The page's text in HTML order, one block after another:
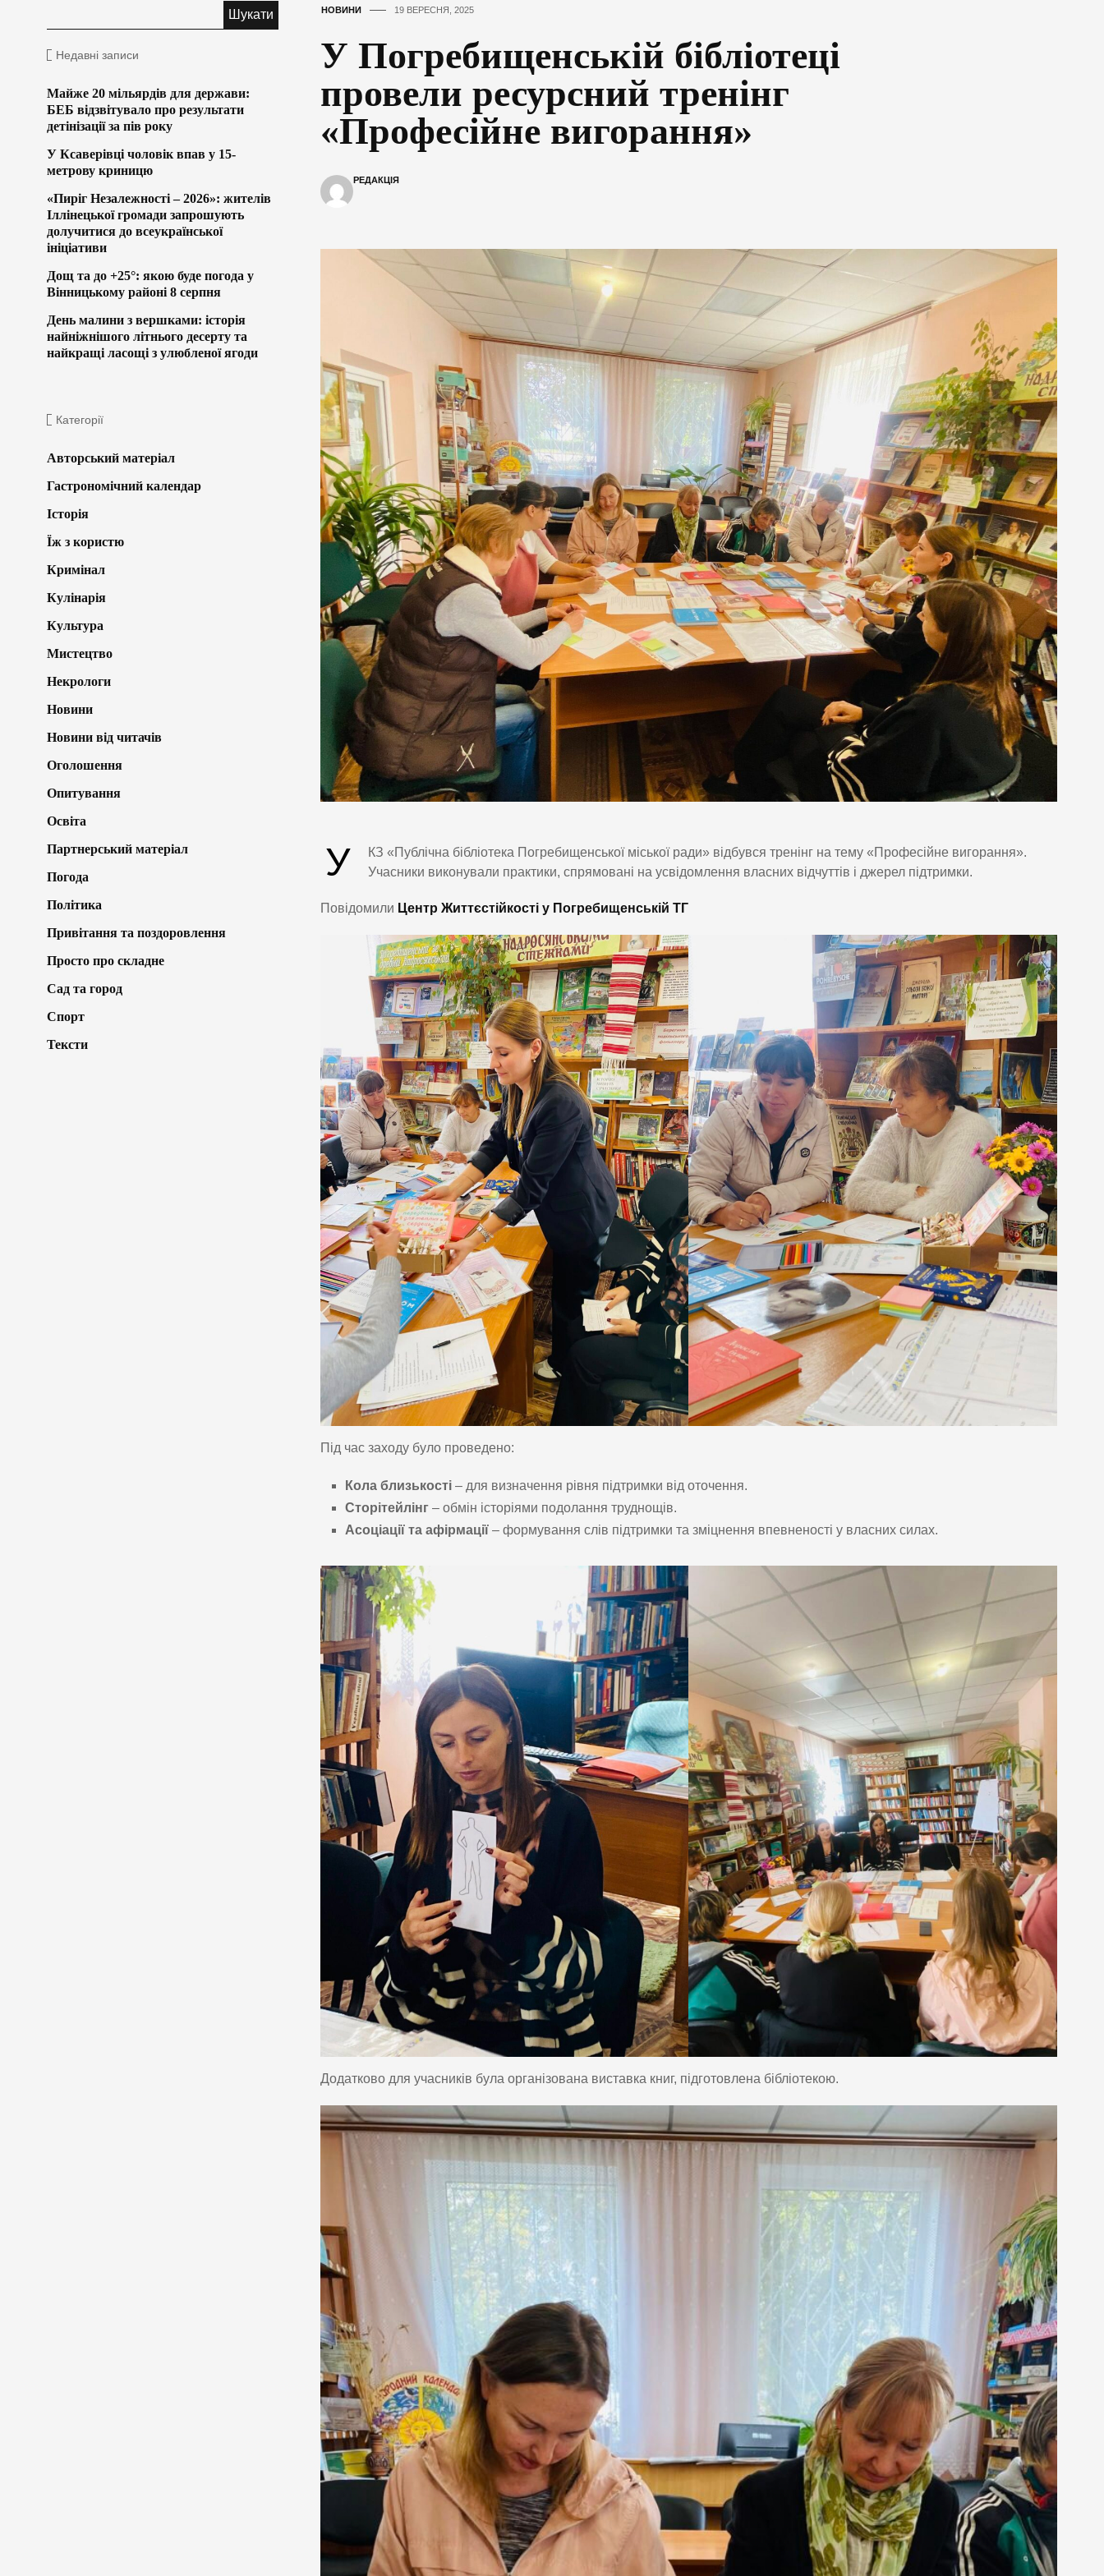
НОВИНИ 19 ВЕРЕСНЯ, 2025
У Погребищенській бібліотеці
провели ресурсний тренінг
«Професійне вигорання»
РЕДАКЦІЯ
У
КЗ «Публічна бібліотека Погребищенської міської ради» відбувся тренінг на тему «Професійне вигорання».
Учасники виконували практики, спрямовані на усвідомлення власних відчуттів і джерел підтримки.
Повідомили Центр Життєстійкості у Погребищенській ТГ
Під час заходу було проведено:
Кола близькості– для визначення рівня підтримки від оточення.
Сторітейлінг– обмін історіями подолання труднощів.
Асоціації та афірмації– формування слів підтримки та зміцнення впевненості у власних силах.
Додатково для учасників була організована виставка книг, підготовлена бібліотекою.
Недавні записи
Майже 20 мільярдів для держави:
БЕБ відзвітувало про результати
детінізації за пів року
У Ксаверівці чоловік впав у 15-
метрову криницю
«Пиріг Незалежності – 2026»: жителів
Іллінецької громади запрошують
долучитися до всеукраїнської
ініціативи
Дощ та до +25°: якою буде погода у
Вінницькому районі 8 серпня
День малини з вершками: історія
найніжнішого літнього десерту та
найкращі ласощі з улюбленої ягоди
Категорії
Авторський матеріал
Гастрономічний календар
Історія
Їж з користю
Кримінал
Кулінарія
Культура
Мистецтво
Некрологи
Новини
Новини від читачів
Оголошення
Опитування
Освіта
Партнерський матеріал
Погода
Політика
Привітання та поздоровлення
Просто про складне
Сад та город
Спорт
Тексти